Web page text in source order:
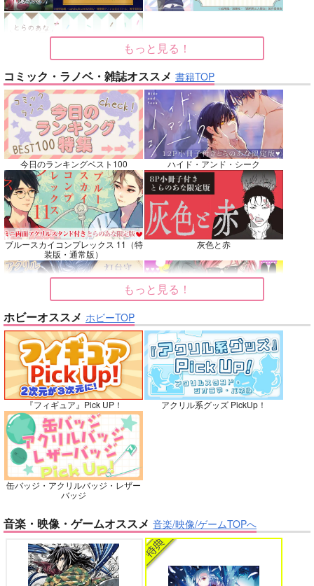
再販希望 カート カート
逆行フェルディナンド
の憂鬱５
こんぺい党
787円（税込）
本好きの下剋上
カート
No.8
はちたけとぼくたち
お豆腐本舗
専売 707
落第忍者乱太郎
鉢屋三郎×竹谷八左ヱ門
カート
カラセイLOG
Mikke
専売 499
その他
カラスバ×セイカ
再販希望
No.10
花降る頃まであとすこ
Rainy dot.
629円（税込）
もっと見る！
コミック・ラノベ・雑誌オススメ 書籍TOP
今日のランキングベスト100 ハイド・アンド・シーク
ブルースカイコンプレックス 11（特
装版・通常版）
灰色と赤
灯台守とかもめの子 3 ヤリチン☆ビッチ部 7
俺の可愛い弟は 2
バイトの宮川君は店長が好き 2
出来損ないのラブソング Riff 兎太と烏堂
もっと見る！
ホビーオススメ ホビーTOP
『フィギュア』Pick UP！ アクリル系グッズ PickUp！
缶バッジ・アクリルバッジ・レザー
バッジ
音楽・映像・ゲームオススメ 音楽/映像/ゲームTOPへ